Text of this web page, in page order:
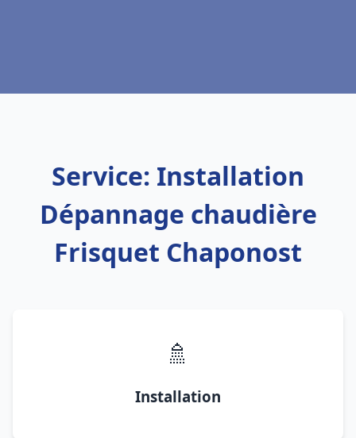
Service: Installation
Dépannage chaudière
Frisquet Chaponost
🚿
Installation